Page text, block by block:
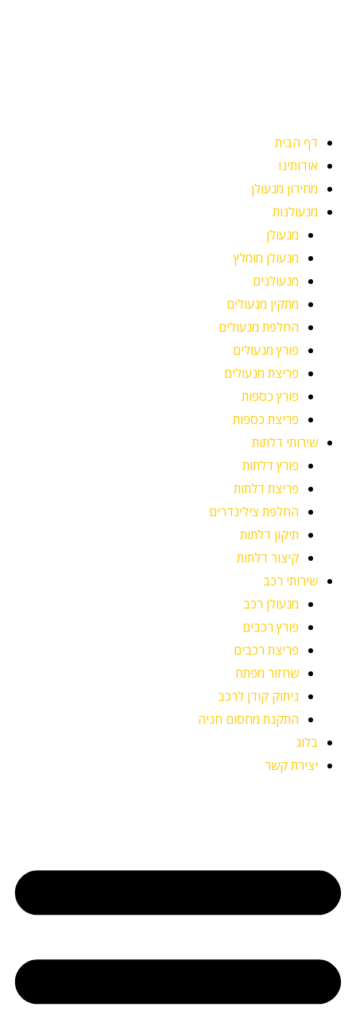
דף הבית
אודותינו
מחירון מנעולן
מנעולנות
מנעולן
מנעולן מומלץ
מנעולנים
מתקין מנעולים
החלפת מנעולים
פורץ מנעולים
פריצת מנעולים
פורץ כספות
פריצת כספות
שירותי דלתות
פורץ דלתות
פריצת דלתות
החלפת צילינדרים
תיקון דלתות
קיצור דלתות
שירותי רכב
מנעולן רכב
פורץ רכבים
פריצת רכבים
שחזור מפתח
ניתוק קודן לרכב
התקנת מחסום חניה
בלוג
יצירת קשר